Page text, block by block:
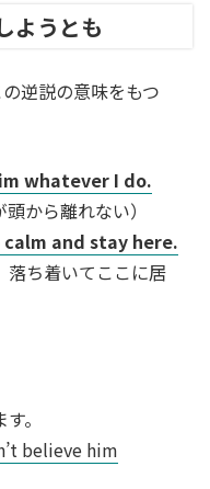
ようとも
の逆説の意味をもつ
whatever I do.
から離れない）
and stay here.
落ち着いてここに居
。
believe him